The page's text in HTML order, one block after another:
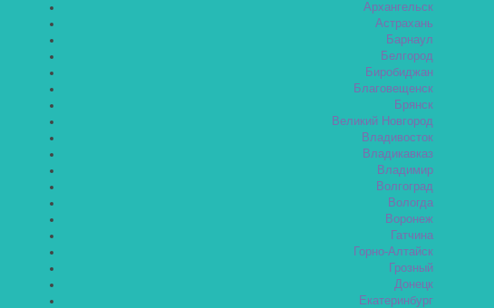
Архангельск
Астрахань
Барнаул
Белгород
Биробиджан
Благовещенск
Брянск
Великий Новгород
Владивосток
Владикавказ
Владимир
Волгоград
Вологда
Воронеж
Гатчина
Горно-Алтайск
Грозный
Донецк
Екатеринбург